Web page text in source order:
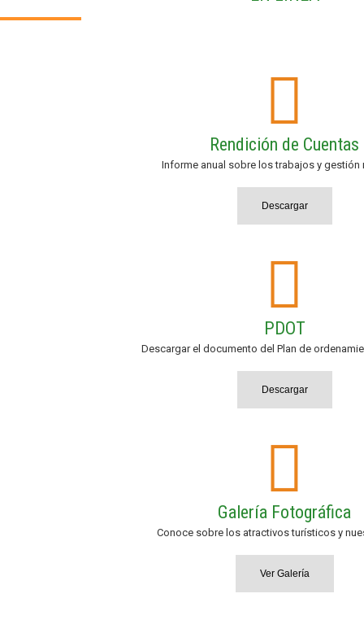
Rendición de Cuentas
Informe anual sobre los trabajos y gestión
Descargar
PDOT
Descargar el documento del Plan de
Descargar
Galería Fotográfica
Conoce sobre los atractivos turísticos y
Ver Galería